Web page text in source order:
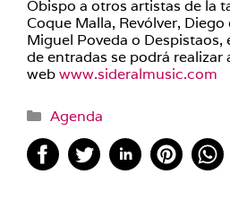
Obispo a otros artistas de la
Coque Malla, Revólver, Diego
Miguel Poveda o Despistaos,
de entradas se podrá realizar
webwww.sideralmusic.com
Categorías
Agenda